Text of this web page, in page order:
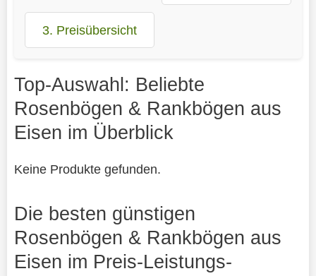
3. Preisübersicht
Top-Auswahl: Beliebte
Rosenbögen & Rankbögen aus
Eisen im Überblick
Keine Produkte gefunden.
Die besten günstigen
Rosenbögen & Rankbögen aus
Eisen im Preis-Leistungs-